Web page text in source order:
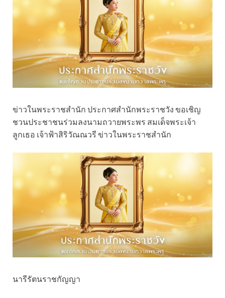
ข่าวในพระราชสำนัก ประกาศสำนักพระราชวัง ขอเชิญ
ชวนประชาชนร่วมลงนามถวายพระพร สมเด็จพระเจ้า
ลูกเธอ เจ้าฟ้าสิริวัณณวรี ข่าวในพระราชสำนัก
นารีรัตนราชกัญญา